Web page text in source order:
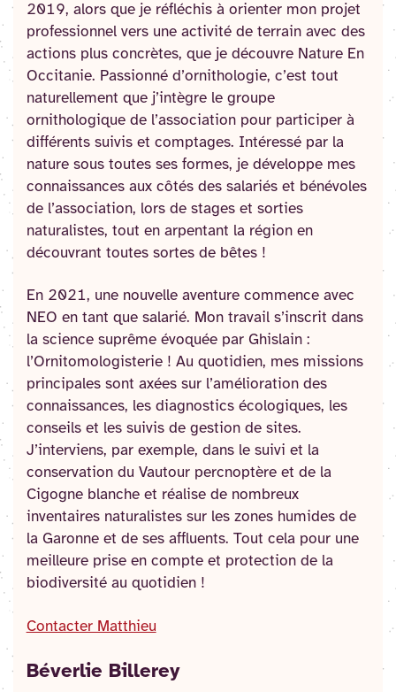
2019, alors que je réfléchis à orienter mon projet
professionnel vers une activité de terrain avec des
actions plus concrètes, que je découvre Nature En
Occitanie. Passionné d’ornithologie, c’est tout
naturellement que j’intègre le groupe
ornithologique de l’association pour participer à
différents suivis et comptages. Intéressé par la
nature sous toutes ses formes, je développe mes
connaissances aux côtés des salariés et bénévoles
de l’association, lors de stages et sorties
naturalistes, tout en arpentant la région en
découvrant toutes sortes de bêtes !
En 2021, une nouvelle aventure commence avec
NEO en tant que salarié. Mon travail s’inscrit dans
la science suprême évoquée par Ghislain :
l’Ornitomologisterie ! Au quotidien, mes missions
principales sont axées sur l’amélioration des
connaissances, les diagnostics écologiques, les
conseils et les suivis de gestion de sites.
J’interviens, par exemple, dans le suivi et la
conservation du Vautour percnoptère et de la
Cigogne blanche et réalise de nombreux
inventaires naturalistes sur les zones humides de
la Garonne et de ses affluents. Tout cela pour une
meilleure prise en compte et protection de la
biodiversité au quotidien !
Contacter Matthieu
Béverlie Billerey